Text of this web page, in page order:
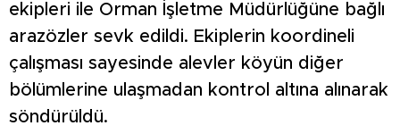
ekipleri ile Orman İşletme Müdürlüğüne bağlı
arazözler sevk edildi. Ekiplerin koordineli
çalışması sayesinde alevler köyün diğer
bölümlerine ulaşmadan kontrol altına alınarak
söndürüldü.